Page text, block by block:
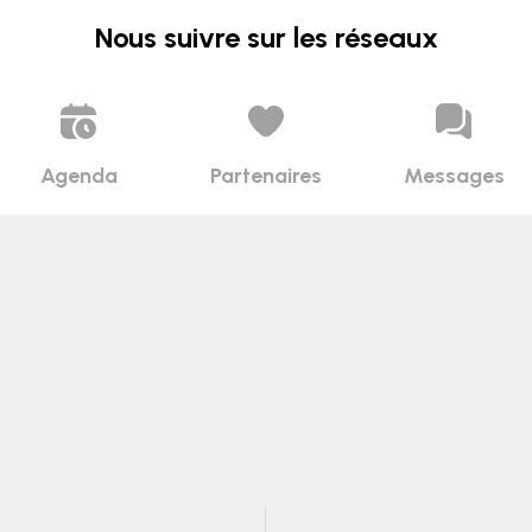
Nous suivre sur les réseaux
Agenda Partenaires Messages